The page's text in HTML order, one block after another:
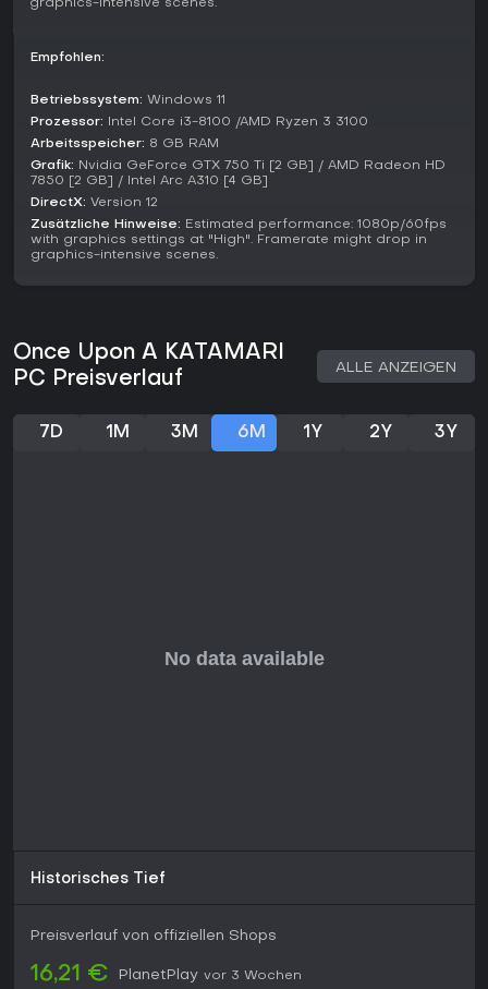
eine starke Wahl, vor allem nach den jüngsten
aber für entspannten Spaß rockt es.
graphics-intensive scenes.
Empfohlen:
Betriebssystem: Windows 11
Prozessor: Intel Core i3-8100 /AMD Ryzen 3 3100
Arbeitsspeicher: 8 GB RAM
Grafik: Nvidia GeForce GTX 750 Ti [2 GB] / AMD Radeon HD
7850 [2 GB] / Intel Arc A310 [4 GB]
DirectX: Version 12
Zusätzliche Hinweise: Estimated performance: 1080p/60fps
with graphics settings at "High". Framerate might drop in
graphics-intensive scenes.
Once Upon A KATAMARI
PC Preisverlauf
ALLE ANZEIGEN
7D 1M 3M 6M 1Y 2Y 3Y
Historisches Tief
Preisverlauf von offiziellen Shops
16,21 € PlanetPlay vor 3 Wochen